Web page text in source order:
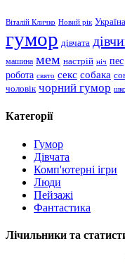
Віталій Кличко Новий рік Україна
гумор дівчата
машина мем настрій ніч пес
робота свято секс собака
чоловік чорний гумор
Категорії
Гумор
Дівчата
Комп'ютерні ігри
Люди
Пейзажі
Фантастика
Лічильники та